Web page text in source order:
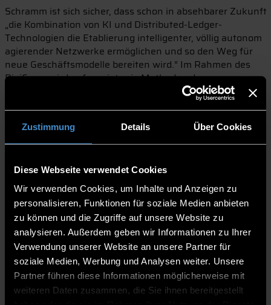
Zustimmung Details Über Cookies
Diese Webseite verwendet Cookies
Wir verwenden Cookies, um Inhalte und Anzeigen zu
personalisieren, Funktionen für soziale Medien anbieten
zu können und die Zugriffe auf unsere Website zu
analysieren. Außerdem geben wir Informationen zu Ihrer
Verwendung unserer Website an unsere Partner für
soziale Medien, Werbung und Analysen weiter. Unsere
Partner führen diese Informationen möglicherweise mit
weiteren Daten zusammen, die Sie ihnen bereitgestellt
Schramm ist sich sicher, dass schon in absehbarer Zukunft
„die Kombination von KI und Distributed-Ledger-
Technologien die Etablierung intelligenter, völlig autonom
agierender Netzwerke ermöglichen und so den Weg für
neue Geschäftsmodelle bereiten wird.“ Im Rahmen des
DigiCamp wird aufgezeigt, wie Methoden des
Fahrerassistenzsystemen im Automotive-Bereich
eingesetzt werden. „Die Fahrzeuge werden sich im Zuge
einer vernetzten Mobilität zu einem Smart Sensor
weiterentwickeln“ erklärt THD-Forscher Schramm.
Dieses hohe Maß an Autonomie zukünftiger Systeme
stellt jedoch auch enorme Anforderungen an die
Cybersicherheit. Es bedarf an dieser Stelle neuartiger und
ausgeklügelter Mechanismen und Strategien.
Sogenannte verteilte Kontobücher stellen hier eine
vielversprechende Technologie dar. Mit ihrer Hilfe kann es
in vernetzten Umgebungen dezentral und
manipulationssicher zur Übereinkunft der verschiedenen
Transaktionen kommen. Zu diesem Themenkreis werden
im DigiCamp die wichtigsten Grundlagen, beispielhafte
Anwendungen und entstehende Potentiale erörtert.